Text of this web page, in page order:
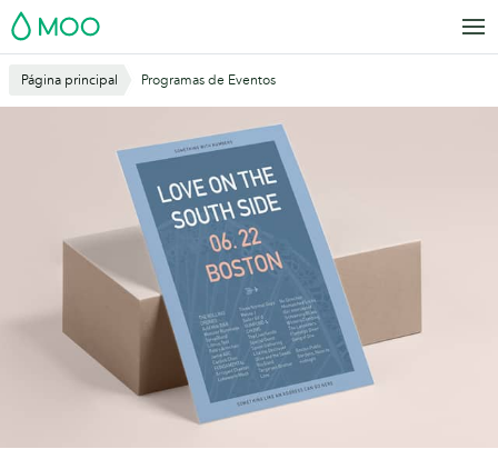
Saltar
al
principal
MOO
Página principal Programas de Eventos